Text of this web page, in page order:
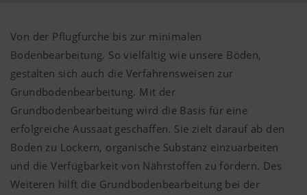
Von der Pflugfurche bis zur minimalen
Bodenbearbeitung. So vielfältig wie unsere Böden,
gestalten sich auch die Verfahrensweisen zur
Grundbodenbearbeitung. Mit der
Grundbodenbearbeitung wird die Basis für eine
erfolgreiche Aussaat geschaffen. Sie zielt darauf ab den
Boden zu Lockern, organische Substanz einzuarbeiten
und die Verfügbarkeit von Nährstoffen zu fördern. Des
Weiteren hilft die Grundbodenbearbeitung bei der